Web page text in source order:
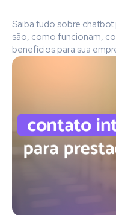
Saiba tudo sobre
são, como funcionam,
benefícios para sua